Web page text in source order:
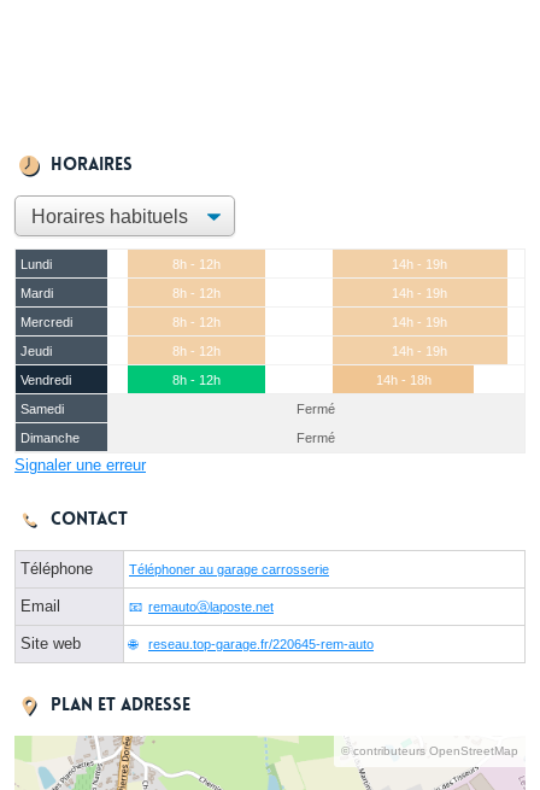
Horaires
Lundi 8h - 12h
14h - 19h
Mardi
8h - 12h
14h - 19h
Mercredi
8h - 12h
14h - 19h
Jeudi
8h - 12h
14h - 19h
Vendredi
8h - 12h
14h - 18h
Samedi
Fermé
Dimanche
Fermé
Signaler une erreur
Contact
Téléphone Téléphoner au garage carrosserie
Email remautoⓐlaposte.net
Site web reseau.top-garage.fr/220645-rem-auto
Plan et adresse
© contributeurs OpenStreetMap